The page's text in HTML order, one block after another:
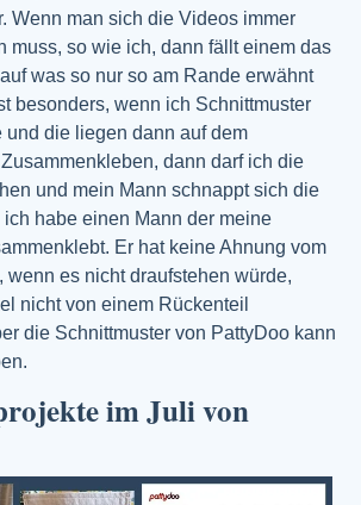
Wenn man sich die Videos immer
muss, so wie ich, dann fällt einem das
was so nur so am Rande erwähnt
besonders, wenn ich Schnittmuster
und die liegen dann auf dem
dann darf ich die
und mein Mann schnappt sich die
habe einen Mann der meine
Er hat keine Ahnung vom
wenn es nicht draufstehen würde,
nicht von einem Rückenteil
die Schnittmuster von PattyDoo kann
im Juli von